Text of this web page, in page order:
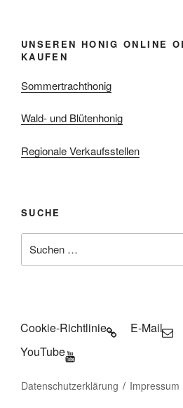
UNSEREN HONIG ONLINE
KAUFEN
Sommertrachthonig
Wald- und Blütenhonig
Regionale Verkaufsstellen
SUCHE
nach:
Cookie-Richtlinie E-Mail
YouTube
Datenschutzerklärung Impressum